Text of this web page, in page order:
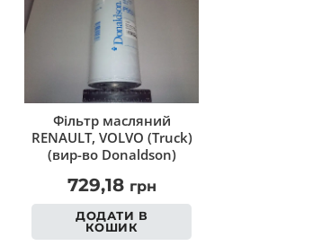
Фільтр масляний
RENAULT, VOLVO (Truck)
(вир-во Donaldson)
729,18 грн
ДОДАТИ В
КОШИК